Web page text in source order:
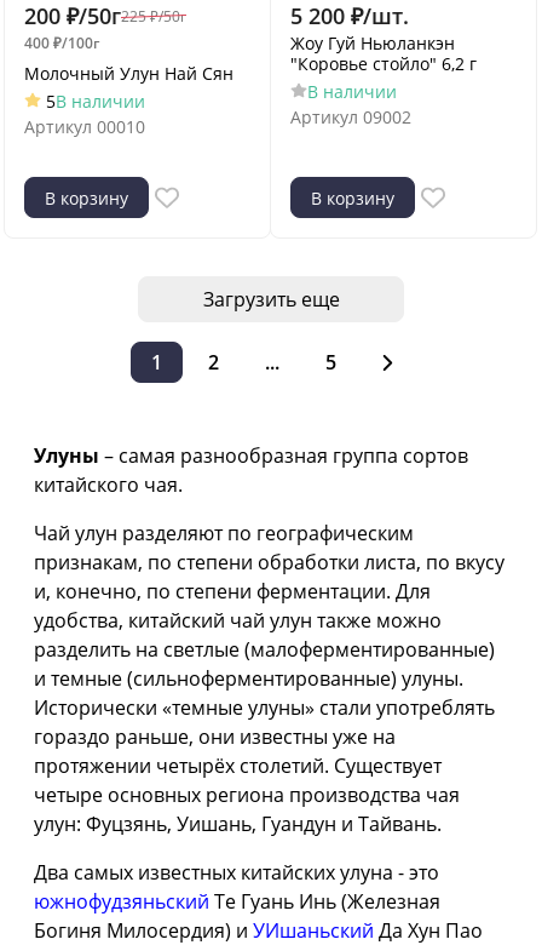
200 ₽/50г225 ₽/50г
400 ₽/100г
Молочный Улун Най Сян
5В наличии
Артикул 00010
В корзину
5 200 ₽/шт.
Жоу Гуй Ньюланкэн
"Коровье стойло" 6,2 г
В наличии
Артикул 09002
В корзину
Загрузить еще
1 2 ... 5
Улуны – самая разнообразная группа сортов
китайского чая.
Чай улун разделяют по географическим
признакам, по степени обработки листа, по вкусу
и, конечно, по степени ферментации. Для
удобства, китайский чай улун также можно
разделить на светлые (малоферментированные)
и темные (сильноферментированные) улуны.
Исторически «темные улуны» стали употреблять
гораздо раньше, они известны уже на
протяжении четырёх столетий. Существует
четыре основных региона производства чая
улун: Фуцзянь, Уишань, Гуандун и Тайвань.
Два самых известных китайских улуна - это
южнофудзяньский Те Гуань Инь (Железная
Богиня Милосердия) и УИшаньский Да Хун Пао